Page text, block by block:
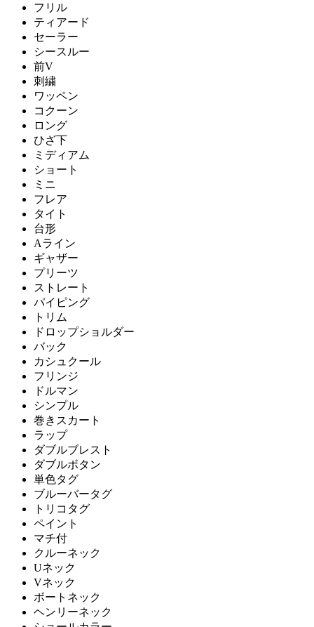
フリル
ティアード
セーラー
シースルー
前V
刺繍
ワッペン
コクーン
ロング
ひざ下
ミディアム
ショート
ミニ
フレア
タイト
台形
Aライン
ギャザー
プリーツ
ストレート
パイピング
トリム
ドロップショルダー
バック
カシュクール
フリンジ
ドルマン
シンプル
巻きスカート
ラップ
ダブルブレスト
ダブルボタン
単色タグ
ブルーバータグ
トリコタグ
ペイント
マチ付
クルーネック
Uネック
Vネック
ボートネック
ヘンリーネック